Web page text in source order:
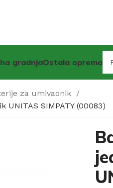
gradnjaOstala oprema
za umivaonik
SIMPATY (00083)